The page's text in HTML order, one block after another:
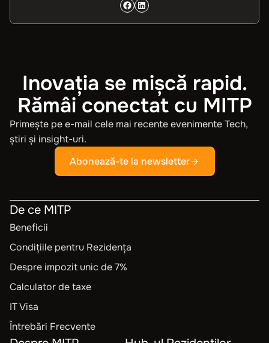
Inovația se mișcă rapid.
Rămâi conectat cu MITP
Primește pe e-mail cele mai recente evenimente Tech,
știri și insight-uri.
Abonează-te la newsletter
De ce MITP
Beneficii
Condițiile pentru Rezidența
Despre impozit unic de 7%
Calculator de taxe
IT Visa
Întrebări Frecvente